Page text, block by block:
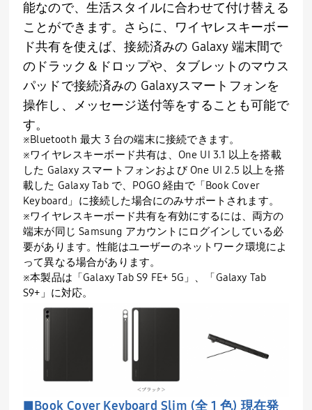
能なので、生活スタイルに合わせて付け替える
ことができます。さらに、ワイヤレスキーボー
ド共有を使えば、接続済みの Galaxy 端末間で
のドラック＆ドロップや、タブレットのマウス
パッドで接続済みの Galaxyスマートフォンを
操作し、メッセージ送付等をすることも可能で
す。
※Bluetooth 最大 3 台の端末に接続できます。
※ワイヤレスキーボード共有は、One UI 3.1 以上を搭載
した Galaxy スマートフォンおよび One UI 2.5 以上を搭
載した Galaxy Tab で、POGO 経由で「Book Cover
Keyboard」に接続した場合にのみサポートされます。
※ワイヤレスキーボード共有を有効にするには、両方の
端末が同じ Samsung アカウントにログインしている必
要があります。性能はユーザーのネットワーク環境によ
って異なる場合があります。
※本製品は「Galaxy Tab S9 FE+ 5G」、「Galaxy Tab
S9+」に対応。
■Book Cover Keyboard Slim (全 1 色) 現在発